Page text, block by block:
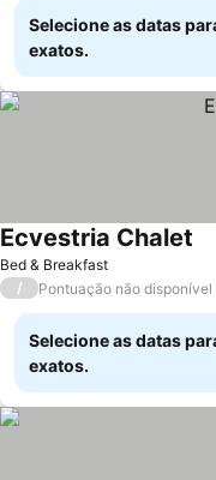
Selecione as datas
exatos.
Bed & Breakfast
Ecvestria Chalet
/ Pontuação não disponível
Selecione as datas
exatos.